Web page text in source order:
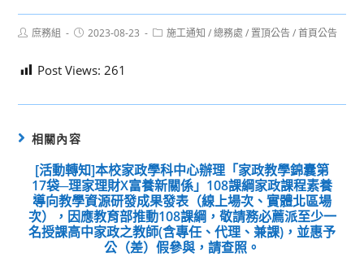
Post庶務組
Post2023-08-23
Post施工通知 / 總務處 / 置頂公告 / 首頁公告
Post Views: 261
相關內容
[活動轉知]本校家政學科中心辦理「家政教學錦囊第
17袋─理家理財X富養新關係」108課綱家政課程素養
導向教學資源研發成果發表（線上場次、實體北區場
次），因應教育部推動108課綱，敬請務必薦派至少一
名授課高中家政之教師(含專任、代理、兼課)，並惠予
公（差）假參與，請查照。